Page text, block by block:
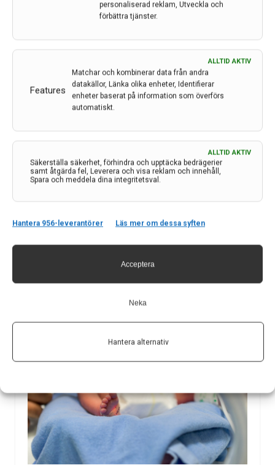
personaliserad reklam, Utveckla och
förbättra tjänster.
Features
ALLTID AKTIV
Matchar och kombinerar data från andra
datakällor, Länka olika enheter, Identifierar
enheter baserat på information som överförs
automatiskt.
Säkerställa säkerhet, förhindra och upptäcka bedrägerier
samt åtgärda fel, Leverera och visa reklam och innehåll,
Spara och meddela dina integritetsval.
ALLTID AKTIV
Hantera 956-leverantörer Läs mer om dessa syften
Acceptera
Neka
Hantera alternativ
stroke
I strokemodeller på möss, har forskare lyckats
strokeläkemedel. ­